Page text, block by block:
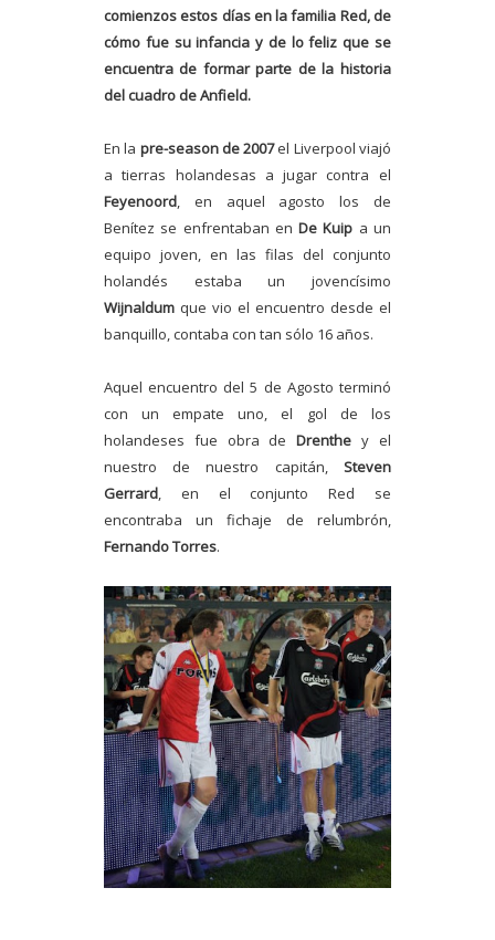
comienzos estos días en la familia Red, de
cómo fue su infancia y de lo feliz que se
encuentra de formar parte de la historia
del cuadro de Anfield.
En la pre-season de 2007el Liverpool viajó
a tierras holandesas a jugar contra el
Feyenoord, en aquel agosto los de
Benítez se enfrentaban enDe Kuip a un
equipo joven, en las filas del conjunto
holandés estaba un jovencísimo
Wijnaldum que vio el encuentro desde el
banquillo, contaba con tan sólo 16 años.
Aquel encuentro del 5 de Agosto terminó
con un empate uno, el gol de los
holandeses fue obra deDrenthe y el
nuestro de nuestro capitán, Steven
Gerrard, en el conjunto Red se
encontraba un fichaje de relumbrón,
Fernando Torres.